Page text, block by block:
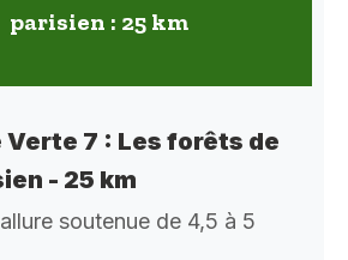
parisien : 25 km
7 : Les forêts de
- 25 km
soutenue de 4,5 à 5